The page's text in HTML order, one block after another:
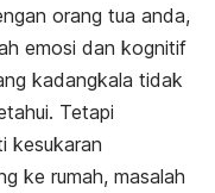
orang tua anda,
emosi dan kognitif
kadangkala tidak
Tetapi
kesukaran
ke rumah, masalah